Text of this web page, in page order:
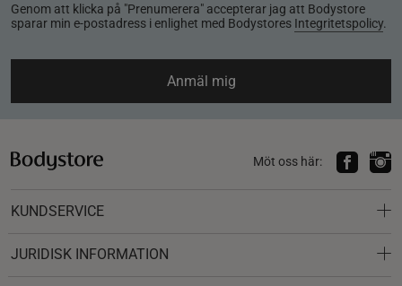
Genom att klicka på "Prenumerera" accepterar jag att Bodystore
sparar min e-postadress i enlighet med Bodystores Integritetspolicy.
Anmäl mig
Möt oss här:
KUNDSERVICE
JURIDISK INFORMATION